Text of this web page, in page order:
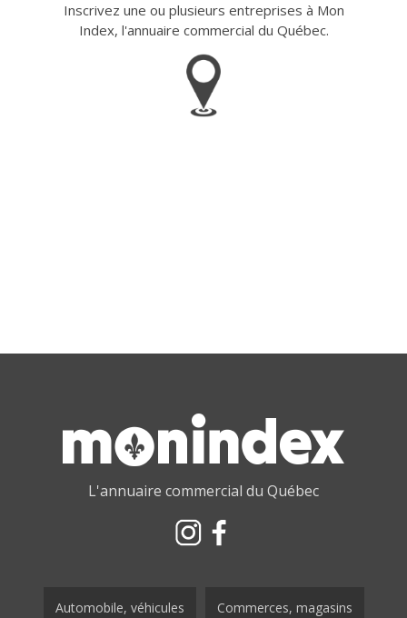
Inscrivez une ou plusieurs entreprises à Mon
Index, l'annuaire commercial du Québec.
L'annuaire commercial du Québec
Automobile, véhicules Commerces, magasins